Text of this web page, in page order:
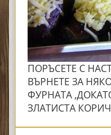
ПОРЪСЕТЕ С
ВЪРНЕТЕ ЗА
ФУРНАТА
ЗЛАТИСТА